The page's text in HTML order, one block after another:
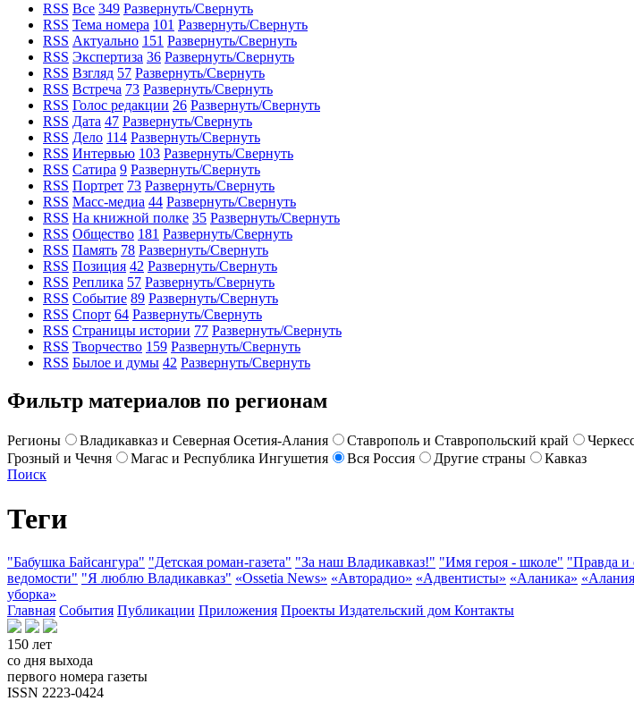
RSS Все 349 Развернуть/Свернуть
RSS Тема номера 101 Развернуть/Свернуть
RSS Актуально 151 Развернуть/Свернуть
RSS Экспертиза 36 Развернуть/Свернуть
RSS Взгляд 57 Развернуть/Свернуть
RSS Встреча 73 Развернуть/Свернуть
RSS Голос редакции 26 Развернуть/Свернуть
RSS Дата 47 Развернуть/Свернуть
RSS Дело 114 Развернуть/Свернуть
RSS Интервью 103 Развернуть/Свернуть
RSS Сатира 9 Развернуть/Свернуть
RSS Портрет 73 Развернуть/Свернуть
RSS Масс-медиа 44 Развернуть/Свернуть
RSS На книжной полке 35 Развернуть/Свернуть
RSS Общество 181 Развернуть/Свернуть
RSS Память 78 Развернуть/Свернуть
RSS Позиция 42 Развернуть/Свернуть
RSS Реплика 57 Развернуть/Свернуть
RSS Событие 89 Развернуть/Свернуть
RSS Спорт 64 Развернуть/Свернуть
RSS Страницы истории 77 Развернуть/Свернуть
RSS Творчество 159 Развернуть/Свернуть
RSS Былое и думы 42 Развернуть/Свернуть
Фильтр материалов по регионам
Регионы Владикавказ и Северная Осетия-Алания Ставрополь и Ставропольский край
Грозный и Чечня
Магас и Республика Ингушетия Вся Россия Другие страны
Кавказ
Поиск
Теги
"Бабушка Байсангура" "Детская роман-газета" "За наш Владикавказ!" "Имя героя - школе" "Правда и
ведомости" "Я люблю Владикавказ" «Ossetia News» «Авторадио» «Адвентисты» «Аланика»
уборка»
Главная События Публикации Приложения Проекты Издательский дом Контакты
150 лет
со дня выхода
первого номера газеты
ISSN 2223-0424